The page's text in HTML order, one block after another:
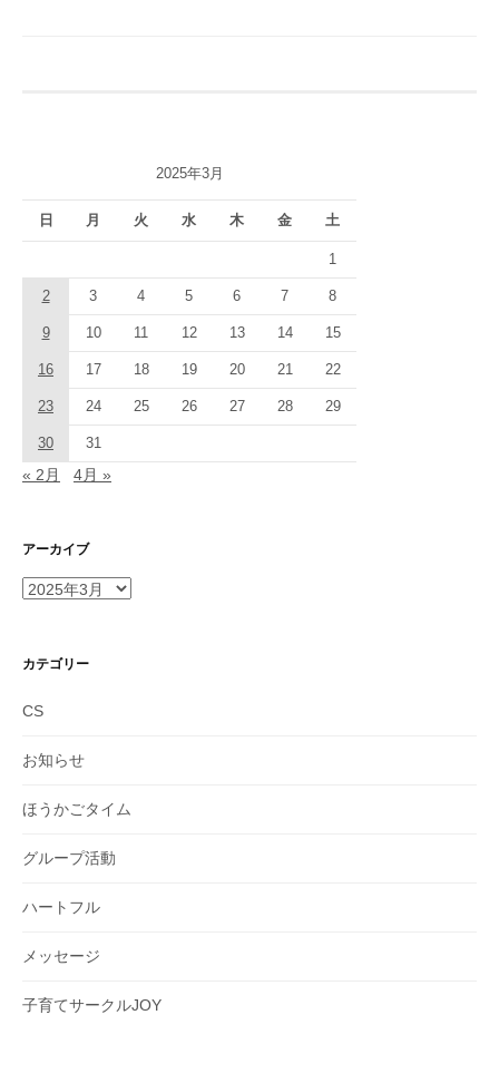
2025年3月
日 月 火 水 木 金 土
1
2 3 4 5 6 7 8
9 10 11 12 13 14 15
16 17 18 19 20 21 22
23 24 25 26 27 28 29
30 31
« 2月 4月 »
アーカイブ
ア
イ
カテゴリー
CS
お知らせ
ほうかごタイム
グループ活動
ハートフル
メッセージ
子育てサークルJOY